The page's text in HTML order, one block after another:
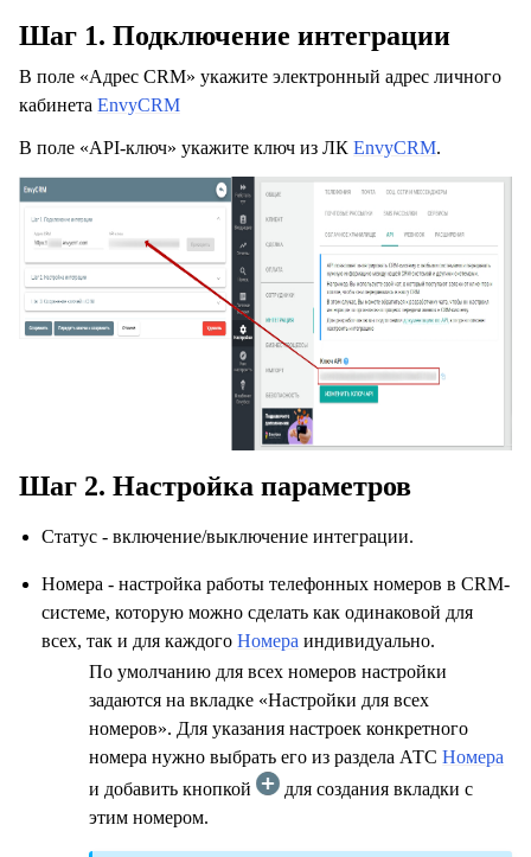
Шаг 1. Подключение интеграции
В поле «Адрес CRM» укажите электронный адрес личного
кабинета EnvyCRM
В поле «API-ключ» укажите ключ из ЛК EnvyCRM.
Шаг 2. Настройка параметров
Статус - включение/выключение интеграции.
Номера - настройка работы телефонных номеров в CRM-
системе, которую можно сделать как одинаковой для
всех, так и для каждогоНомера индивидуально.
По умолчанию для всех номеров настройки
задаются на вкладке «Настройки для всех
номеров». Для указания настроек конкретного
номера нужно выбрать его из раздела АТСНомера
и добавить кнопкой
для создания вкладки с
этим номером.